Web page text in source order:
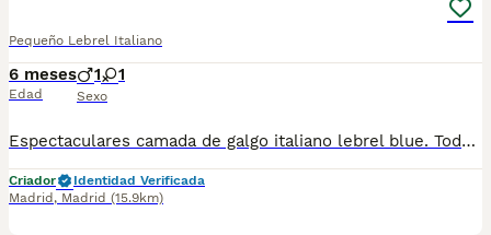
Pequeño Lebrel Italiano
6 meses
Edad
1 1
Sexo
Espectaculares camada de galgo italiano lebrel blue. Todos los cachorritos se entregan con unos dos meses y medio de edad y sus vacunas correspondientes, desparasitados interna y externamente, con certificado de salud, y garantía tanto por enfermedad vírica como congénito genética. Posibilidad de entregar en toda España mediante transporte propio preparado para animales y con chofer privado. Los precios pueden variar según las características y morfología de cada cachorro. Añádenos al whats app o llámanos, y encantados atenderemos todas tus dudas y consultas. Teléfono / Whats app: 641 92 23 90
Criador
Identidad Verificada
Madrid , Madrid (15.9km)